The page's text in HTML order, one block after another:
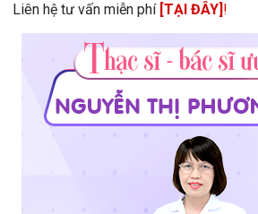
Liên hệ tư vấn miễn phí [TẠI ĐÂY] !